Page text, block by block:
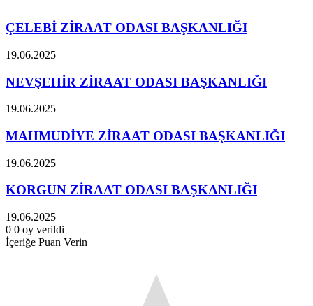
ÇELEBİ ZİRAAT ODASI BAŞKANLIĞI
19.06.2025
NEVŞEHİR ZİRAAT ODASI BAŞKANLIĞI
19.06.2025
MAHMUDİYE ZİRAAT ODASI BAŞKANLIĞI
19.06.2025
KORGUN ZİRAAT ODASI BAŞKANLIĞI
19.06.2025
0 0 oy verildi
İçeriğe Puan Verin